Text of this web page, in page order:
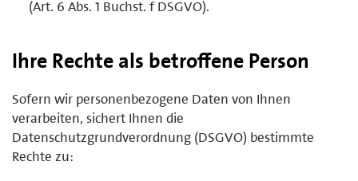
(Art. 6 Abs. 1 Buchst. f DSGVO).
Ihre Rechte als betroffene Person
Sofern wir personenbezogene Daten von Ihnen
verarbeiten, sichert Ihnen die
Datenschutzgrundverordnung (DSGVO) bestimmte
Rechte zu: